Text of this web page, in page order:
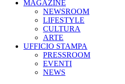
MAGAZINE
NEWSROOM
LIFESTYLE
CULTURA
ARTE
UFFICIO STAMPA
PRESSROOM
EVENTI
NEWS